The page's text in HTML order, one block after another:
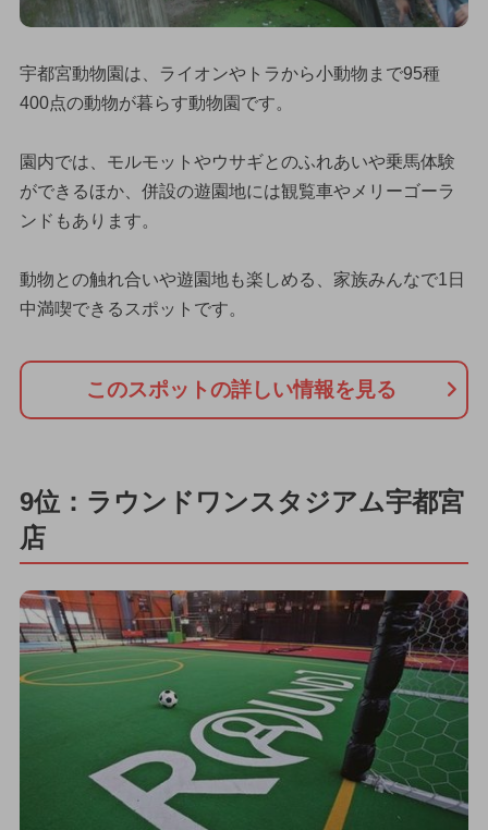
宇都宮動物園は、ライオンやトラから小動物まで95種
400点の動物が暮らす動物園です。
園内では、モルモットやウサギとのふれあいや乗馬体験
ができるほか、併設の遊園地には観覧車やメリーゴーラ
ンドもあります。
動物との触れ合いや遊園地も楽しめる、家族みんなで1日
中満喫できるスポットです。
このスポットの詳しい情報を見る
9位：ラウンドワンスタジアム宇都宮
店